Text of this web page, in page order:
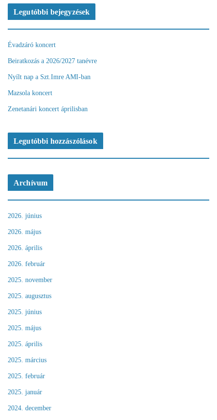
Legutóbbi bejegyzések
Évadzáró koncert
Beiratkozás a 2026/2027 tanévre
Nyílt nap a Szt.Imre AMI-ban
Mazsola koncert
Zenetanári koncert áprilisban
Legutóbbi hozzászólások
Archívum
2026. június
2026. május
2026. április
2026. február
2025. november
2025. augusztus
2025. június
2025. május
2025. április
2025. március
2025. február
2025. január
2024. december